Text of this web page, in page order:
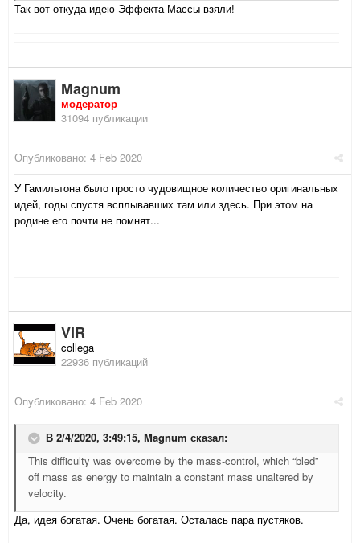
Так вот откуда идею Эффекта Массы взяли!
Magnum
модератор
31094 публикации
Опубликовано: 4 Feb 2020
У Гамильтона было просто чудовищное количество оригинальных
идей, годы спустя всплывавших там или здесь. При этом на
родине его почти не помнят...
VIR
collega
22936 публикаций
Опубликовано: 4 Feb 2020
В 2/4/2020, 3:49:15, Magnum сказал:
This difficulty was overcome by the mass-control, which “bled”
off mass as energy to maintain a constant mass unaltered by
velocity.
Да, идея богатая. Очень богатая. Осталась пара пустяков.